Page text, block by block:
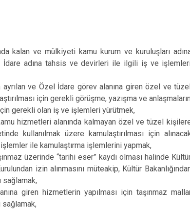
kalan ve mülkiyeti kamu kurum ve kuruluşları
İdare adına tahsis ve devirleri ile ilgili iş ve
ayrılan ve Özel İdare görev alanına giren özel ve
için gerekli görüşme, yazışma ve anlaşmaların
gerekli olan iş ve işlemleri yürütmek,
hizmetleri alanında kalmayan özel ve tüzel
kullanılmak üzere kamulaştırılması için
ile kamulaştırma işlemlerini yapmak,
üzerinde “tarihi eser” kaydı olması halinde
izin alınmasını müteakip, Kültür
sağlamak,
giren hizmetlerin yapılması için taşınmaz
sağlamak,